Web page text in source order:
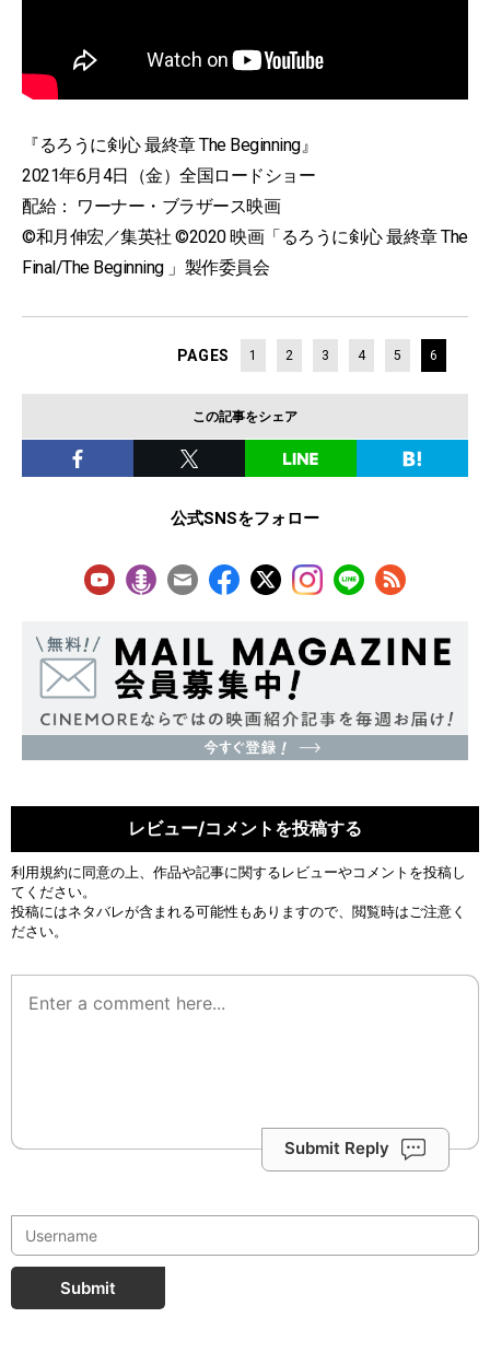
『るろうに剣心 最終章 The Beginning』
2021年6月4日（金）全国ロードショー
配給： ワーナー・ブラザース映画
©和月伸宏／集英社 ©2020 映画「るろうに剣心 最終章 The
Final/The Beginning 」製作委員会
PAGES 1 2 3 4 5 6
この記事をシェア
公式SNSをフォロー
レビュー/コメントを投稿する
利用規約に同意の上、作品や記事に関するレビューやコメントを投稿し
てください。
投稿にはネタバレが含まれる可能性もありますので、閲覧時はご注意く
ださい。
Submit Reply
Submit